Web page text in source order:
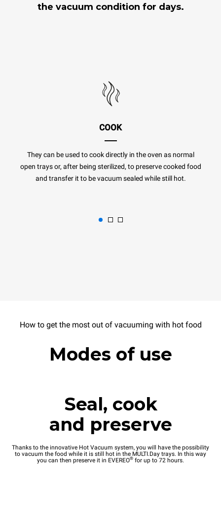
the vacuum condition for days.
COOK
They can be used to cook directly in the oven as normal
open trays or, after being sterilized, to preserve cooked food
and transfer it to be vacuum sealed while still hot.
How to get the most out of vacuuming with hot food
Modes of use
Seal, cook
and preserve
Thanks to the innovative Hot Vacuum system, you will have the possibility
to vacuum the food while it is still hot in the MULTI.Day trays. In this way
you can then preserve it in EVEREO® for up to 72 hours.